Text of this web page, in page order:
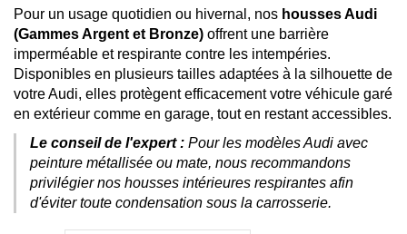
Pour un usage quotidien ou hivernal, nos housses Audi
(Gammes Argent et Bronze) offrent une barrière
imperméable et respirante contre les intempéries.
Disponibles en plusieurs tailles adaptées à la silhouette de
votre Audi, elles protègent efficacement votre véhicule garé
en extérieur comme en garage, tout en restant accessibles.
Le conseil de l'expert : Pour les modèles Audi avec
peinture métallisée ou mate, nous recommandons
privilégier nos housses intérieures respirantes afin
d'éviter toute condensation sous la carrosserie.